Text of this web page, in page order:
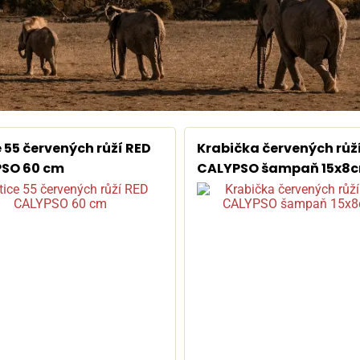
červených růží RED
60 cm
Krabička červených růží
CALYPSO šampaň